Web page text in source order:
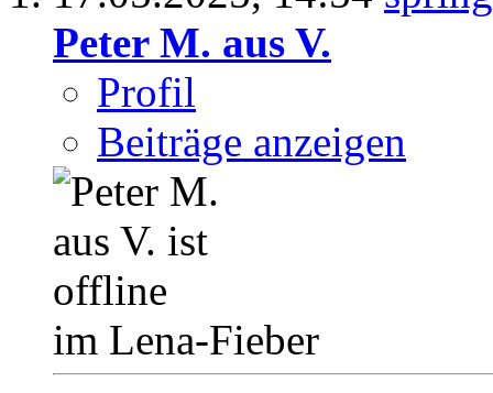
Peter M. aus V.
Profil
Beiträge anzeigen
im Lena-Fieber